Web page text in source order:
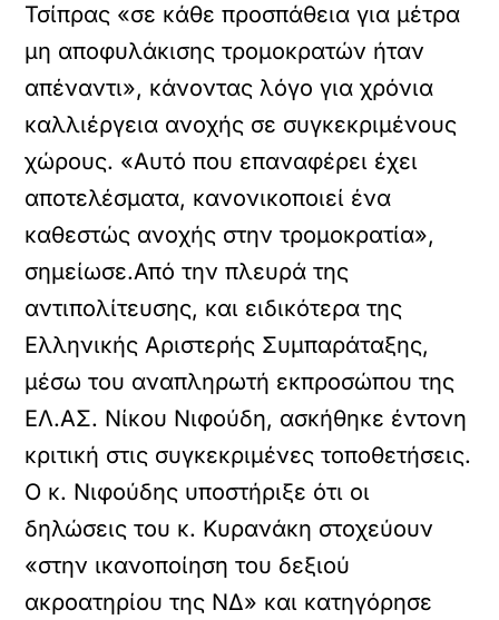
Τσίπρας «σε κάθε προσπάθεια για μέτρα
μη αποφυλάκισης τρομοκρατών ήταν
απέναντι», κάνοντας λόγο για χρόνια
καλλιέργεια ανοχής σε συγκεκριμένους
χώρους. «Αυτό που επαναφέρει έχει
αποτελέσματα, κανονικοποιεί ένα
καθεστώς ανοχής στην τρομοκρατία»,
σημείωσε.Από την πλευρά της
αντιπολίτευσης, και ειδικότερα της
Ελληνικής Αριστερής Συμπαράταξης,
μέσω του αναπληρωτή εκπροσώπου της
ΕΛ.ΑΣ. Νίκου Νιφούδη, ασκήθηκε έντονη
κριτική στις συγκεκριμένες τοποθετήσεις.
Ο κ. Νιφούδης υποστήριξε ότι οι
δηλώσεις του κ. Κυρανάκη στοχεύουν
«στην ικανοποίηση του δεξιού
ακροατηρίου της ΝΔ» και κατηγόρησε